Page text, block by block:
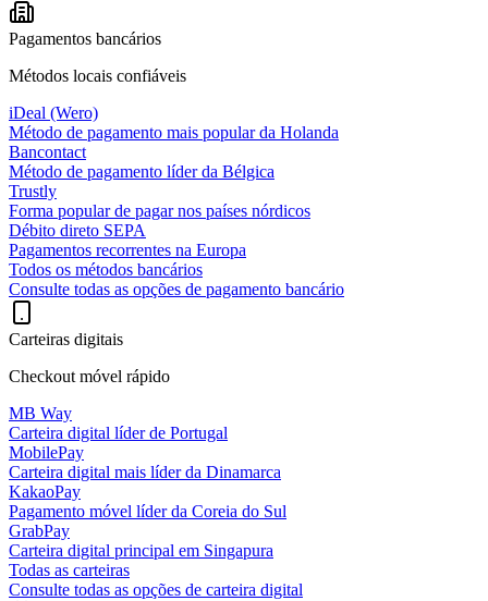
Pagamentos bancários
Métodos locais confiáveis
iDeal (Wero)
Método de pagamento mais popular da Holanda
Bancontact
Método de pagamento líder da Bélgica
Trustly
Forma popular de pagar nos países nórdicos
Débito direto SEPA
Pagamentos recorrentes na Europa
Todos os métodos bancários
Consulte todas as opções de pagamento bancário
Carteiras digitais
Checkout móvel rápido
MB Way
Carteira digital líder de Portugal
MobilePay
Carteira digital mais líder da Dinamarca
KakaoPay
Pagamento móvel líder da Coreia do Sul
GrabPay
Carteira digital principal em Singapura
Todas as carteiras
Consulte todas as opções de carteira digital